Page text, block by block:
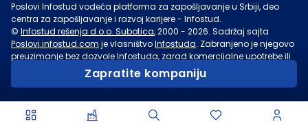
Zapratite kompaniju
Poslovi Infostud vodeća platforma za zapošljavanje u Srbiji, deo
centra za zapošljavanje i razvoj karijere - Infostud.
© Infostud rešenja d.o.o. Subotica, 2000 - 2026. Sadržaj sajta
Poslovi.infostud.com je vlasništvoInfostuda. Zabranjeno je njegovo
preuzimanje bez dozvoleInfostuda, zarad komercijalne upotrebe ili
u druge svrhe, osim za lične potrebe posetilaca sajta.